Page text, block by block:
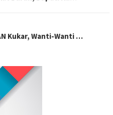
Kukar, Wanti-Wanti …